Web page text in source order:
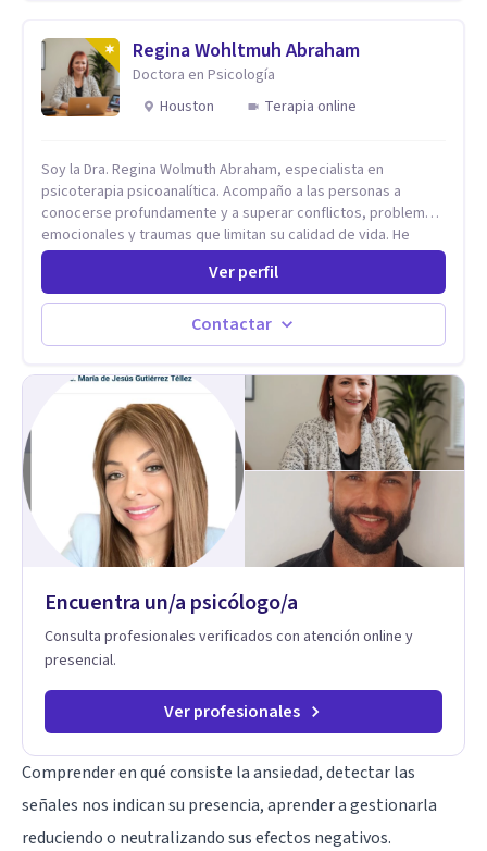
Regina Wohltmuh Abraham
Doctora en Psicología
Houston
Terapia online
Soy la Dra. Regina Wolmuth Abraham, especialista en
psicoterapia psicoanalítica. Acompaño a las personas a
conocerse profundamente y a superar conflictos, problemas
emocionales y traumas que limitan su calidad de vida. He
trabajado en reconocidas instituciones como el Hospital
Psiquiátrico San Rafael, Instituto Psiquiátrico MENDAO, San
Bernardino, Hospital Psiquiátrico Infantil y el Centro de
Integración Juvenil. Además, tuve el privilegio de colaborar
en comunidades como Olivar del Conde y Xochimilco, lo que
Ver perfil
Contactar
Encuentra un/a psicólogo/a
Consulta profesionales verificados con atención online y
presencial.
Ver profesionales
Comprender en qué consiste la ansiedad, detectar las
señales nos indican su presencia, aprender a gestionarla
reduciendo o neutralizando sus efectos negativos.